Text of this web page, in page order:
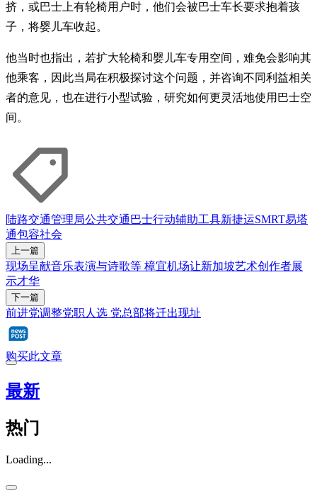
挤，或巴士上有轮椅用户时，他们会被巴士车长要求抱着孩
子，将婴儿车收起。
他当时也指出，若扩大轮椅和婴儿车专用空间，难免会影响其
他乘客，因此当局在积极探讨这个问题，并咨询不同利益相关
者的意见，也在进行小型试验，研究如何更灵活地使用巴士空
间。
陆路交通管理局公共交通 巴士行动辅助工具新捷运SMRT易塔
通包容社会
上一篇
现场呈献音乐表演与诗歌等 樟宜机场让新加坡艺术创作者展
示才华
下一篇
前进党调整党职人选 党总部将迁出现址
购买此文章
最新
热门
Loading...